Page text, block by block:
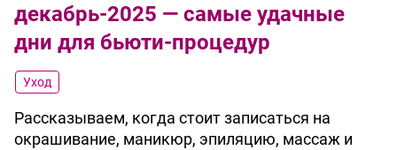
декабрь-2025 — самые удачные
дни для бьюти-процедур
Уход
Рассказываем, когда стоит записаться на
окрашивание, маникюр, эпиляцию, массаж и